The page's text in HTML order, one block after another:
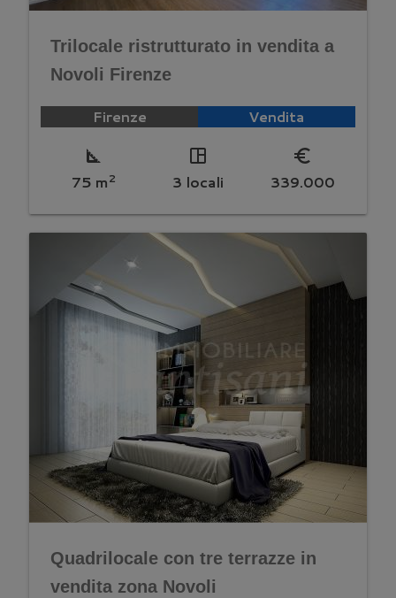
Trilocale ristrutturato in vendita a
Novoli Firenze
Firenze Vendita
square_foot
75 m2
space_dashboard
3 locali
euro_symbol
339.000
Quadrilocale con tre terrazze in
vendita zona Novoli